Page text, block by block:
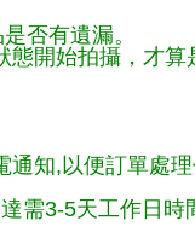
否有遺漏。
開始拍攝，才算
知,以便訂單處
需3-5天工作日時